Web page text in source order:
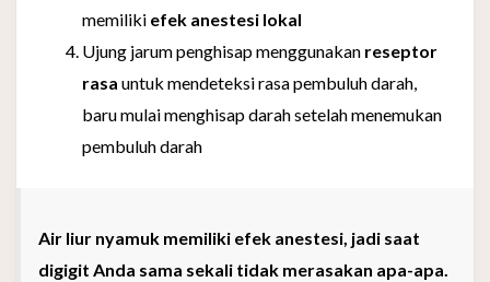
memiliki efek anestesi lokal
Ujung jarum penghisap menggunakan reseptor
rasa untuk mendeteksi rasa pembuluh darah,
baru mulai menghisap darah setelah menemukan
pembuluh darah
Air liur nyamuk memiliki efek anestesi, jadi saat
digigit Anda sama sekali tidak merasakan apa-apa.